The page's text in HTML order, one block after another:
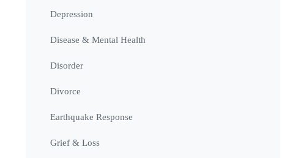
Depression
Disease & Mental Health
Disorder
Divorce
Earthquake Response
Grief & Loss